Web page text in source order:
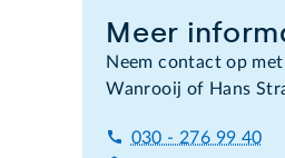
Meer
Neem contact op met
Wanrooij of Hans
030 - 276 99 40